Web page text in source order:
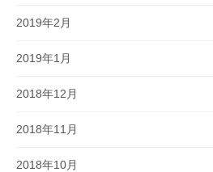
2019年2月
2019年1月
2018年12月
2018年11月
2018年10月